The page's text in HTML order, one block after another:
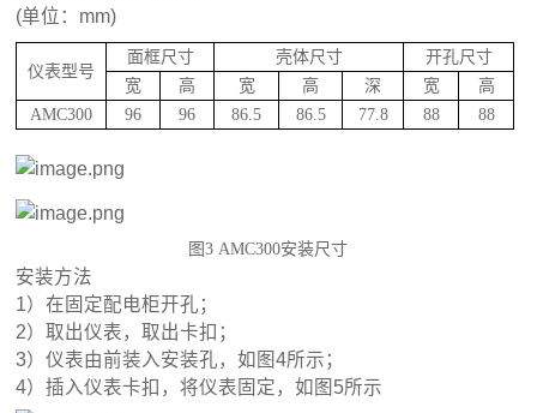
(单位：mm)
仪表型号
面框尺寸 壳体尺寸
开孔尺寸
宽
高 宽 高 深 宽
高
AMC300
96 96 86.5 86.5 77.8 88 88
图3 AMC300安装尺寸
安装方法
1）在固定配电柜开孔；
2）取出仪表，取出卡扣；
3）仪表由前装入安装孔，如图4所示；
4）插入仪表卡扣，将仪表固定，如图5所示